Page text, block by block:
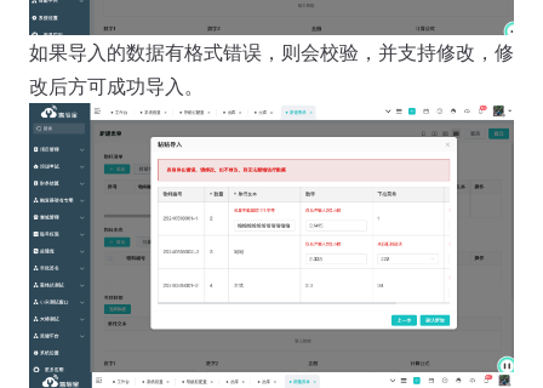
如果导入的数据有格式错误，则会校验，并支持修改，修
改后方可成功导入。